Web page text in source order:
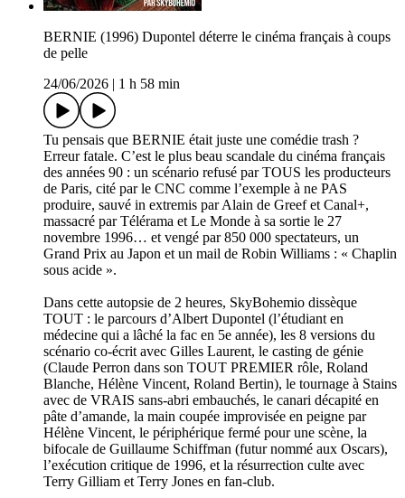
BERNIE (1996) Dupontel déterre le cinéma français à coups
de pelle
24/06/2026
1 h 58 min
Tu pensais que BERNIE était juste une comédie trash ?
Erreur fatale. C’est le plus beau scandale du cinéma français
des années 90 : un scénario refusé par TOUS les producteurs
de Paris, cité par le CNC comme l’exemple à ne PAS
produire, sauvé in extremis par Alain de Greef et Canal+,
massacré par Télérama et Le Monde à sa sortie le 27
novembre 1996… et vengé par 850 000 spectateurs, un
Grand Prix au Japon et un mail de Robin Williams : « Chaplin
sous acide ».
Dans cette autopsie de 2 heures, SkyBohemio dissèque
TOUT : le parcours d’Albert Dupontel (l’étudiant en
médecine qui a lâché la fac en 5e année), les 8 versions du
scénario co-écrit avec Gilles Laurent, le casting de génie
(Claude Perron dans son TOUT PREMIER rôle, Roland
Blanche, Hélène Vincent, Roland Bertin), le tournage à Stains
avec de VRAIS sans-abri embauchés, le canari décapité en
pâte d’amande, la main coupée improvisée en peigne par
Hélène Vincent, le périphérique fermé pour une scène, la
bifocale de Guillaume Schiffman (futur nommé aux Oscars),
l’exécution critique de 1996, et la résurrection culte avec
Terry Gilliam et Terry Jones en fan-club.